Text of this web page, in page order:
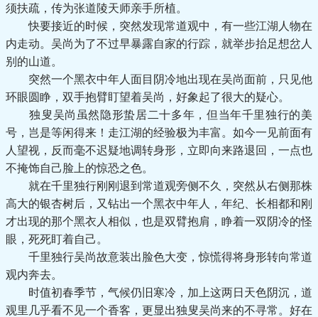
须扶疏，传为张道陵天师亲手所植。
快要接近的时候，突然发现常道观中，有一些江湖人物在
内走动。吴尚为了不过早暴露自家的行踪，就举步抬足想岔人
别的山道。
突然一个黑衣中年人面目阴冷地出现在吴尚面前，只见他
环眼圆睁，双手抱臂盯望着吴尚，好象起了很大的疑心。
独叟吴尚虽然隐形蛰居二十多年，但当年千里独行的美
号，岂是等闲得来！走江湖的经验极为丰富。如今一见前面有
人望视，反而毫不迟疑地调转身形，立即向来路退回，一点也
不掩饰自己脸上的惊恐之色。
就在千里独行刚刚退到常道观旁侧不久，突然从右侧那株
高大的银杏树后，又钻出一个黑衣中年人，年纪、长相都和刚
才出现的那个黑衣人相似，也是双臂抱肩，睁着一双阴冷的怪
眼，死死盯着自己。
千里独行吴尚故意装出脸色大变，惊慌得将身形转向常道
观内奔去。
时值初春季节，气候仍旧寒冷，加上这两日天色阴沉，道
观里几乎看不见一个香客，更显出独叟吴尚来的不寻常。好在